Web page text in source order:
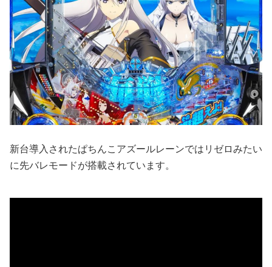
新台導入されたぱちんこアズールレーンではリゼロみたい
に先バレモードが搭載されています。